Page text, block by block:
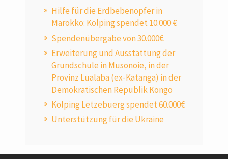
Hilfe für die Erdbebenopfer in
Marokko: Kolping spendet 10.000 €
Spendenübergabe von 30.000€
Erweiterung und Ausstattung der
Grundschule in Musonoie, in der
Provinz Lualaba (ex-Katanga) in der
Demokratischen Republik Kongo
Kolping Lëtzebuerg spendet 60.000€
Unterstützung für die Ukraine